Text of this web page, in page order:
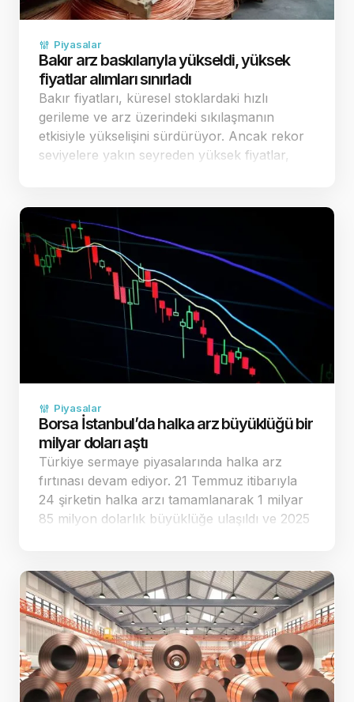
Piyasalar
Bakır arz baskılarıyla yükseldi, yüksek
fiyatlar alımları sınırladı
Bakır fiyatları, küresel stoklardaki hızlı
gerileme ve arz üzerindeki sıkılaşmanın
etkisiyle yükselişini sürdürüyor. Ancak rekor
seviyelere yakın seyreden yüksek fiyatlar,
yol a&ccedi…
Piyasalar
Borsa İstanbul’da halka arz büyüklüğü bir
milyar doları aştı
Türkiye sermaye piyasalarında halka arz
fırtınası devam ediyor. 21 Temmuz itibarıyla
24 şirketin halka arzı tamamlanarak 1 milyar
85 milyon dolarlık büyüklüğe ulaşıldı ve 2025
tamamını …